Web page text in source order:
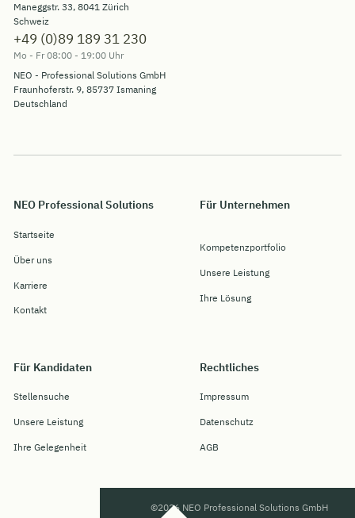
Maneggstr. 33, 8041 Zürich
Schweiz
+49 (0)89 189 31 230
Mo - Fr 08:00 - 19:00 Uhr
NEO - Professional Solutions GmbH
Fraunhoferstr. 9, 85737 Ismaning
Deutschland
NEO Professional Solutions
Startseite
Über uns
Karriere
Kontakt
Für Unternehmen
Kompetenzportfolio
Unsere Leistung
Ihre Lösung
Für Kandidaten
Stellensuche
Unsere Leistung
Ihre Gelegenheit
Rechtliches
Impressum
Datenschutz
AGB
©2026 NEO Professional Solutions GmbH